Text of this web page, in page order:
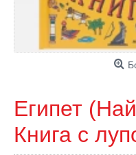
Египет
Книга с